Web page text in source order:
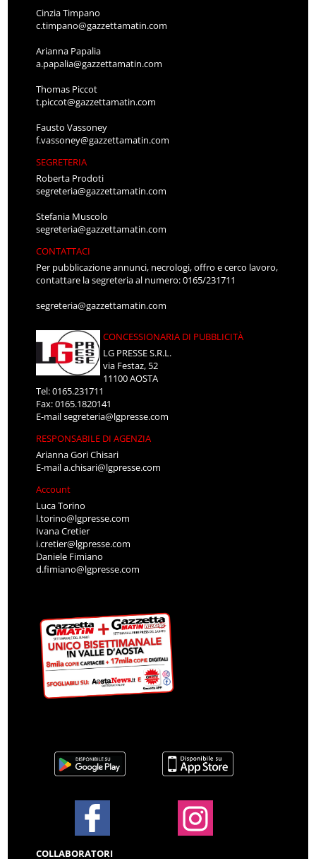
Cinzia Timpano
c.timpano@gazzettamatin.com
Arianna Papalia
a.papalia@gazzettamatin.com
Thomas Piccot
t.piccot@gazzettamatin.com
Fausto Vassoney
f.vassoney@gazzettamatin.com
SEGRETERIA
Roberta Prodoti
segreteria@gazzettamatin.com
Stefania Muscolo
segreteria@gazzettamatin.com
CONTATTACI
Per pubblicazione annunci, necrologi, offro e cerco lavoro,
contattare la segreteria al numero: 0165/231711
segreteria@gazzettamatin.com
CONCESSIONARIA DI PUBBLICITÀ
LG PRESSE S.R.L.
via Festaz, 52
11100 AOSTA
Tel: 0165.231711
Fax: 0165.1820141
E-mailsegreteria@lgpresse.com
RESPONSABILE DI AGENZIA
Arianna Gori Chisari
E-maila.chisari@lgpresse.com
Account
Luca Torino
l.torino@lgpresse.com
Ivana Cretier
i.cretier@lgpresse.com
Daniele Fimiano
d.fimiano@lgpresse.com
COLLABORATORI